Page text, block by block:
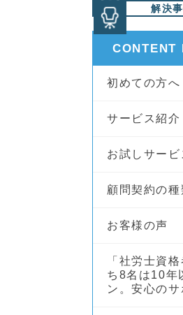
解決
CONTENT
初めての方へ
サービス紹介
お試しサービ
顧問契約の
お客様の声
「社労士資
ち8名は10年
ン。安心のサ